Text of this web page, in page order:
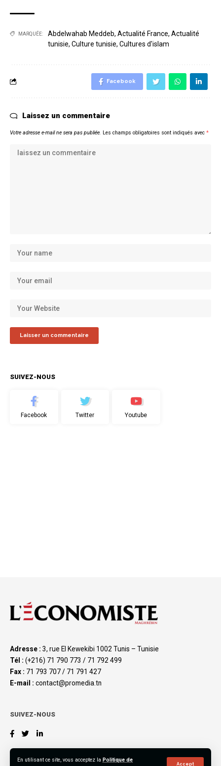
En utilisant ce site, vous acceptez la Politique de
Accept
MARQUÉE: Abdelwahab Meddeb, Actualité France, Actualité
tunisie, Culture tunisie, Cultures d'islam
Facebook
Laissez un commentaire
Votre adresse e-mail ne sera pas publiée. Les champs obligatoires sont indiqués avec *
SUIVEZ-NOUS
Facebook Twitter Youtube
Adresse : 3, rue El Kewekibi 1002 Tunis – Tunisie
Tél : (+216) 71 790 773 / 71 792 499
Fax : 71 793 707 / 71 791 427
E-mail : contact@promedia.tn
SUIVEZ-NOUS